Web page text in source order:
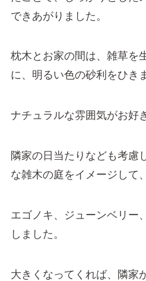
できあがりました。
枕木とお家の間は、雑草を
に、明るい色の砂利をひき
ナチュラルな雰囲気がお好
隣家の日当たりなども考慮
な雑木の庭をイメージして、
エゴノキ、ジューンベリー
しました。
大きくなってくれば、隣家